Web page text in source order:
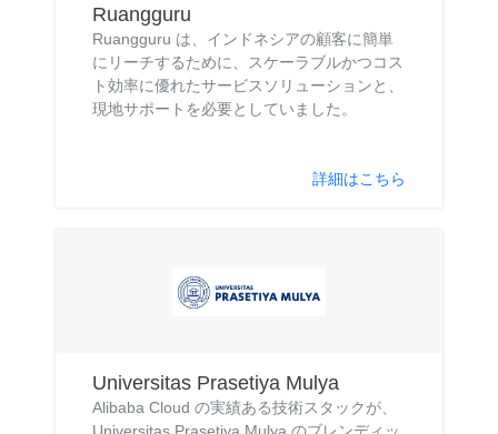
Ruangguru
Ruangguru は、インドネシアの顧客に簡単
にリーチするために、スケーラブルかつコス
ト効率に優れたサービスソリューションと、
現地サポートを必要としていました。
詳細はこちら
Universitas Prasetiya Mulya
Alibaba Cloud の実績ある技術スタックが、
Universitas Prasetiya Mulya のブレンディッ